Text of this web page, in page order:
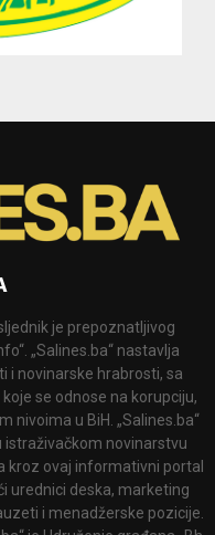
je prepoznatljivog
„Salines.ba“ nastavlja
i novinarske hrabrosti, sa
se odnose na korupciju,
nivoima u BiH. „Salines.ba“
istraživačkom novinarstvu
kroz ovaj informativni portal
urednici deska, marketing
i menadžerske pozicije.